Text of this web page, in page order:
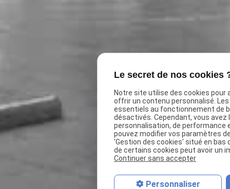
Le secret de nos cookies
Notre site utilise des cookies pour
offrir un contenu personnalisé.
essentiels au fonctionnement de
désactivés. Cependant, vous
personnalisation, de performance
pouvez modifier vos paramètres
'Gestion des cookies' situé en bas
de certains cookies peut avoir un
Continuer sans accepter
Personnaliser